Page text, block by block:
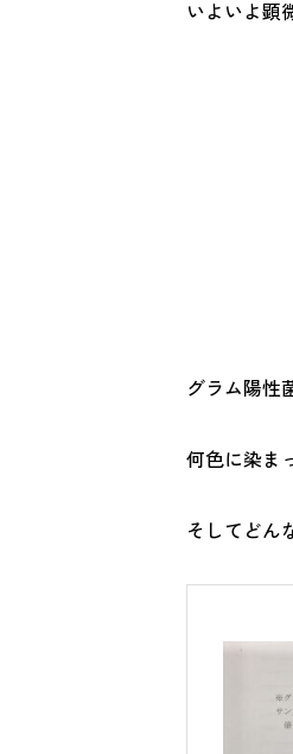
いよいよ顕
グラム陽性
何色に染ま
そしてどん